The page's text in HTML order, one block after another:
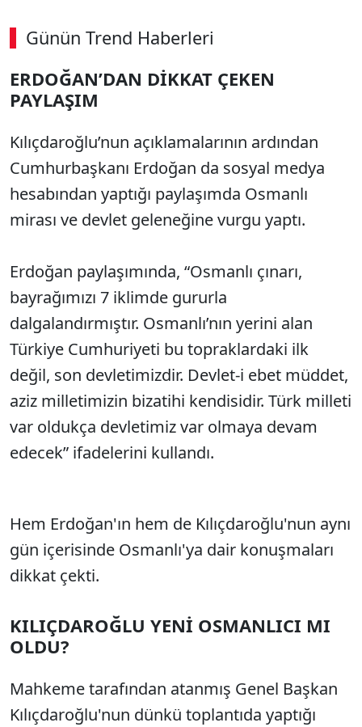
Günün Trend Haberleri
SÖZCÜ SON DAKİKA
ERDOĞAN’DAN DİKKAT ÇEKEN
PAYLAŞIM
Kılıçdaroğlu’nun açıklamalarının ardından
Cumhurbaşkanı Erdoğan da sosyal medya
hesabından yaptığı paylaşımda Osmanlı
mirası ve devlet geleneğine vurgu yaptı.
Erdoğan paylaşımında, “Osmanlı çınarı,
bayrağımızı 7 iklimde gururla
dalgalandırmıştır. Osmanlı’nın yerini alan
Türkiye Cumhuriyeti bu topraklardaki ilk
değil, son devletimizdir. Devlet-i ebet müddet,
aziz milletimizin bizatihi kendisidir. Türk milleti
var oldukça devletimiz var olmaya devam
edecek” ifadelerini kullandı.
Hem Erdoğan'ın hem de Kılıçdaroğlu'nun aynı
gün içerisinde Osmanlı'ya dair konuşmaları
dikkat çekti.
KILIÇDAROĞLU YENİ OSMANLICI MI
OLDU?
Mahkeme tarafından atanmış Genel Başkan
Kılıçdaroğlu'nun dünkü toplantıda yaptığı